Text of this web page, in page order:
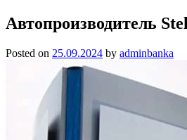
Автопроизводитель
Posted on 25.09.2024 by adminbanka